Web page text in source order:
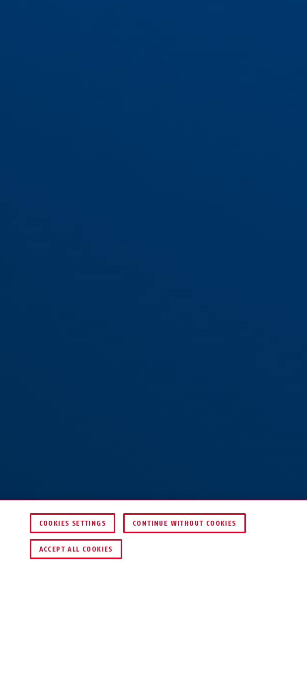
SCHLÜSSEL­SERVICE HÄNDLER FINDEN
COOKIES SETTINGS CONTINUE WITHOUT COOKIES
ACCEPT ALL COOKIES